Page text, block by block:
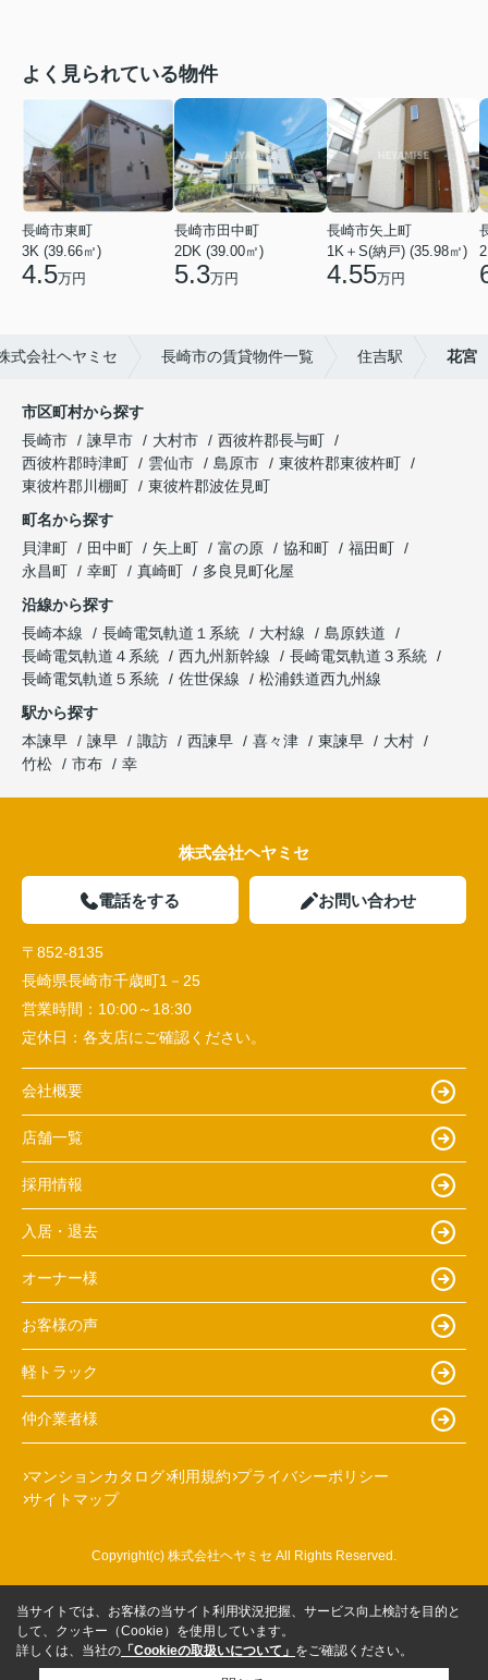
よく見られている物件
長崎市東町
3K (39.66㎡)
4.5万円
長崎市田中町
2DK (39.00㎡)
5.3万円
長崎市矢上町
1K＋S(納戸) (35.98㎡)
4.55万円
式会社ヘヤミセ 長崎市の賃貸物件一覧 住吉駅 花宮
市区町村から探す
長崎市
諫早市 大村市
西彼杵郡長与町
西彼杵郡時津町
雲仙市 島原市
東彼杵郡東彼杵町
東彼杵郡川棚町
東彼杵郡波佐見町
町名から探す
貝津町
田中町 矢上町 富の原 協和町
福田町
永昌町
幸町 真崎町
多良見町化屋
沿線から探す
長崎本線
長崎電気軌道１系統 大村線
島原鉄道
長崎電気軌道４系統
西九州新幹線
長崎電気軌道３系統
長崎電気軌道５系統
佐世保線
松浦鉄道西九州線
駅から探す
本諫早
諫早 諏訪 西諫早 喜々津 東諫早
大村
竹松
市布 幸
株式会社ヘヤミセ
電話をする お問い合わせ
〒852-8135
長崎県長崎市千歳町1－25
営業時間： 10:00～18:30
定休日： 各支店にご確認ください。
会社概要
店舗一覧
採用情報
入居・退去
オーナー様
お客様の声
軽トラック
仲介業者様
マンションカタログ 利用規約 プライバシーポリシー
サイトマップ
Copyright(c) 株式会社ヘヤミセ All Rights Reserved.
当サイトでは、お客様の当サイト利用状況把握、サービス向上検討を目的と
して、クッキー（Cookie）を使用しています。
詳しくは、当社の 「Cookieの取扱いについて」 をご確認ください。